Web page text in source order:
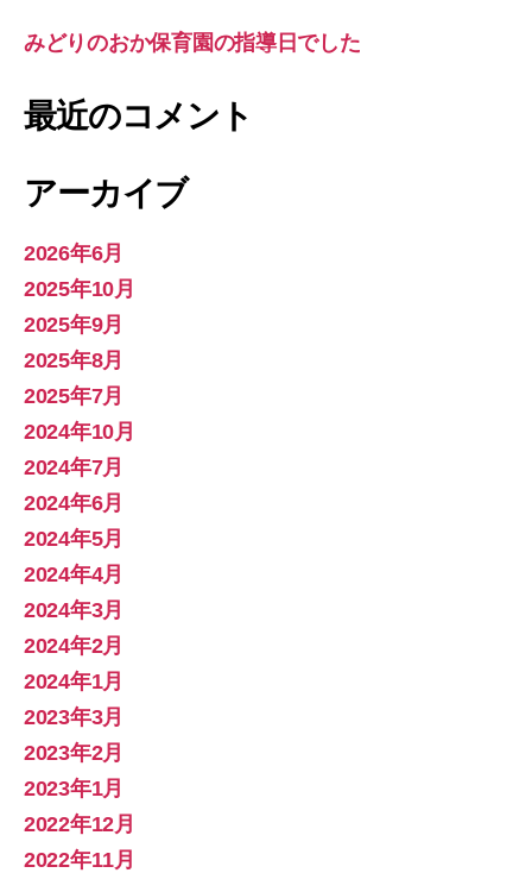
みどりのおか保育園の指導日でした
最近のコメント
アーカイブ
2026年6月
2025年10月
2025年9月
2025年8月
2025年7月
2024年10月
2024年7月
2024年6月
2024年5月
2024年4月
2024年3月
2024年2月
2024年1月
2023年3月
2023年2月
2023年1月
2022年12月
2022年11月